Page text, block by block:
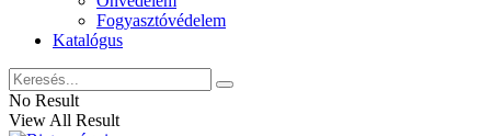
Fogyasztóvédelem
Katalógus
No Result
View All Result